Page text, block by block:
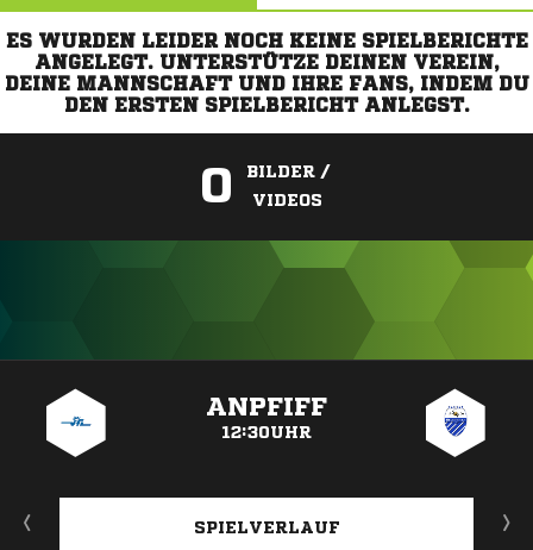
ES WURDEN LEIDER NOCH KEINE SPIELBERICHTE
ANGELEGT. UNTERSTÜTZE DEINEN VEREIN,
DEINE MANNSCHAFT UND IHRE FANS, INDEM DU
DEN ERSTEN SPIELBERICHT ANLEGST.
0
BILDER /
VIDEOS
ANPFIFF
12:30UHR
SPIELVERLAUF